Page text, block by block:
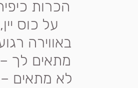
הכרות
על כוס
באווירה
מתאים לך
לא מתאים